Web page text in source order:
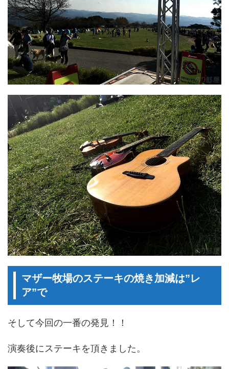
マザー牧場のステーキの焼き加減は”レ
ア”で
そして今回の一番の発見！！
演奏後にステーキを頂きました。